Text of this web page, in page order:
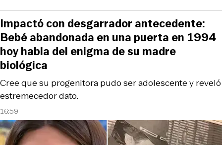
16:59
Cree que su progenitora pudo ser adolescente y reveló
estremecedor dato.
Impactó con desgarrador antecedente:
Bebé abandonada en una puerta en 1994
hoy habla del enigma de su madre
biológica